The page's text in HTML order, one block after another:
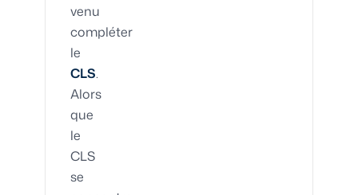
venu
compléter
le
CLS.
Alors
que
le
CLS
se